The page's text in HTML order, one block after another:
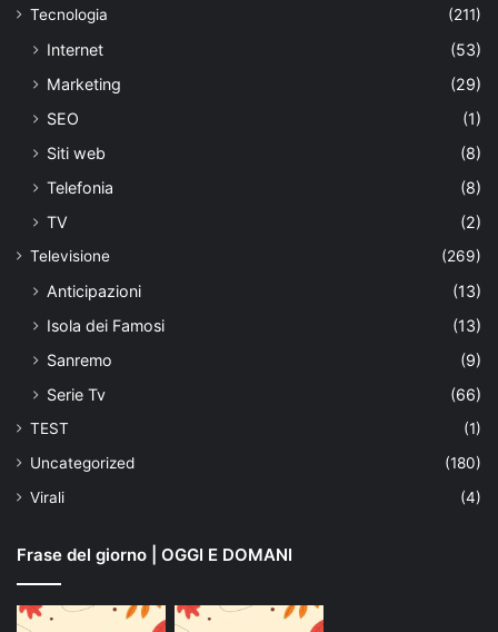
Tecnologia
(211)
Internet
(53)
Marketing
(29)
SEO
(1)
Siti web
(8)
Telefonia
(8)
TV
(2)
Televisione (269)
Anticipazioni
(13)
Isola dei Famosi
(13)
Sanremo
(9)
Serie Tv
(66)
TEST
(1)
Uncategorized
(180)
Virali
(4)
Frase del giorno | OGGI E DOMANI